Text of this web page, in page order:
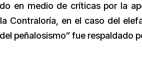
en medio de críticas por la
Contraloría, en el caso del
peñalosismo” fue respaldado